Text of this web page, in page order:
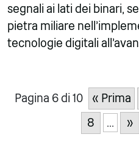
segnali ai lati dei binari,
pietra miliare
tecnologie digitali
Pagina 6 di 10 « Prima
8
... »